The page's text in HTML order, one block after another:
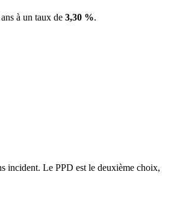
à un taux de 3,30 %.
incident. Le PPD est le deuxième choix,